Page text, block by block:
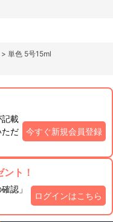
> 単色 5号15ml
載
ただ
今すぐ新規会員登録
ト！
認」
ログインはこちら